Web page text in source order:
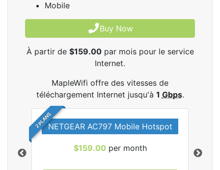
Mobile
Buy Now
À partir de $159.00par mois pour le service
Internet.
MapleWifi offre des vitesses de
téléchargement Internet jusqu'à 1 Gbps.
2 PLANSNETGEAR AC797 Mobile Hotspot
$159.00 per month